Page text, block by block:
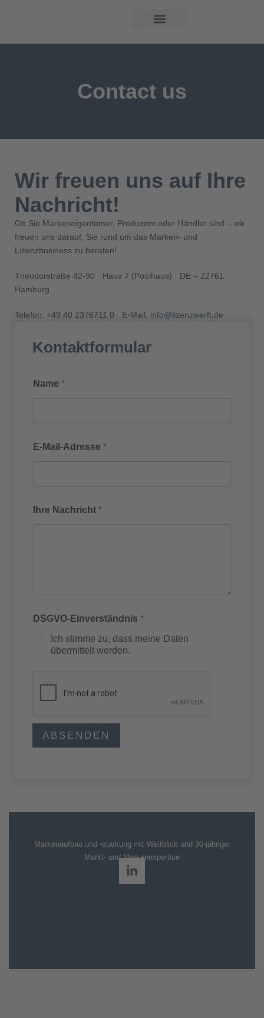
Contact us
Wir freuen uns auf Ihre
Nachricht!
Ob Sie Markeneigentümer, Produzent oder Händler sind – wir
freuen uns darauf, Sie rund um das Marken- und
Lizenzbusiness zu beraten!
Theodorstraße 42-90 · Haus 7 (Poolhaus) · DE – 22761
Hamburg
Telefon: +49 40 2376711 0 · E-Mail: info@lizenzwerft.de
Kontaktformular
Name *
E-Mail-Adresse *
Ihre Nachricht *
DSGVO-Einverständnis *
Ich stimme zu, dass meine Daten
übermittelt werden.
ABSENDEN
Markenaufbau und -stärkung mit Weitblick und 30-jähriger
Markt- und Markenexpertise